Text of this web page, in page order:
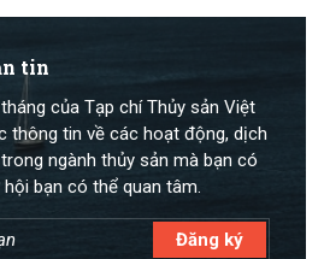
tin
của Tạp chí Thủy sản Việt
thông tin về các hoạt động, dịch
ngành thủy sản mà bạn có
bạn có thể quan tâm.